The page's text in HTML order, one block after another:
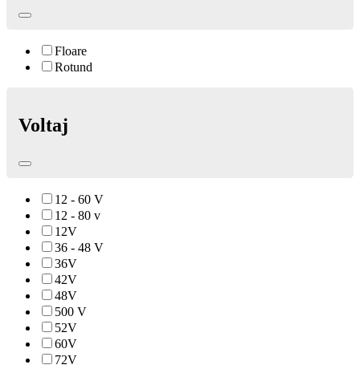
Floare
Rotund
Voltaj
12 - 60 V
12 - 80 v
12V
36 - 48 V
36V
42V
48V
500 V
52V
60V
72V